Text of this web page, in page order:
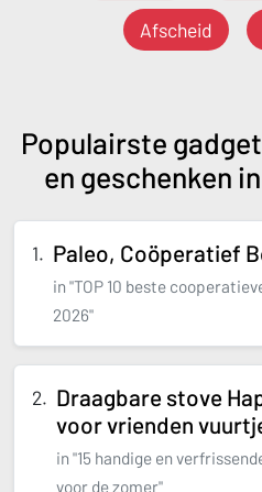
Afscheid
Populairste
en geschenken
Paleo, Coöperatief
in "TOP 10 beste
2026"
Draagbare stove
voor vrienden
in "15 handige en
voor de zomer"